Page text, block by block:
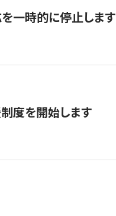
一時的に停止します
度を開始します